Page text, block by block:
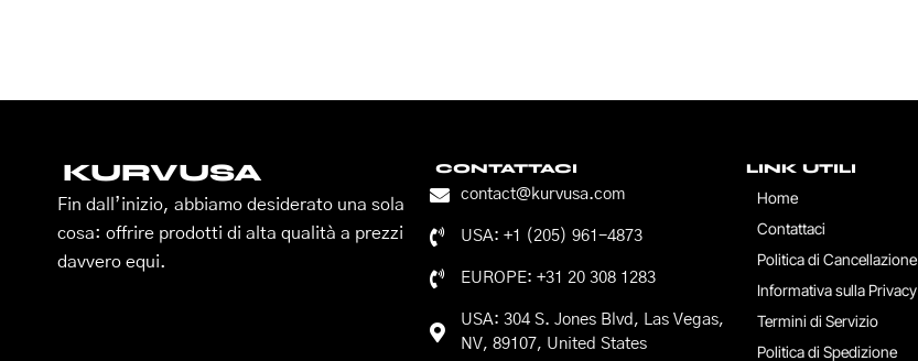
KURVUSA
Fin dall’inizio, abbiamo desiderato una sola
cosa: offrire prodotti di alta qualità a prezzi
davvero equi.
CONTATTACI
contact@kurvusa.com
USA: +1 (205) 961-4873
EUROPE: +31 20 308 1283
USA: 304 S. Jones Blvd, Las Vegas,
NV, 89107, United States
LINK UTILI
Home
Contattaci
Politica di Cancellazione
Informativa sulla Privacy
Termini di Servizio
Politica di Spedizione